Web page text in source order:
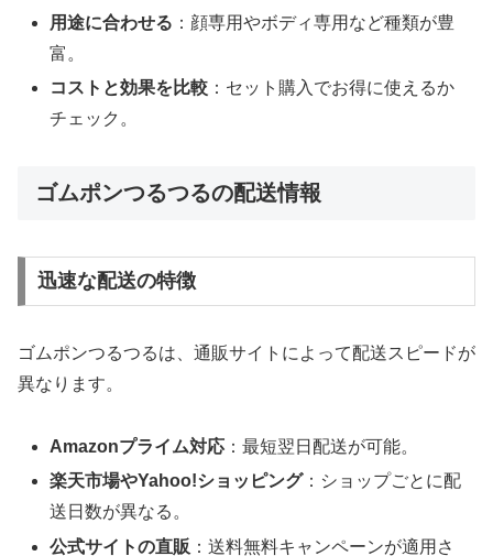
用途に合わせる ：顔専用やボディ専用など種類が豊
富。
コストと効果を比較 ：セット購入でお得に使えるか
チェック。
ゴムポンつるつるの配送情報
迅速な配送の特徴
ゴムポンつるつるは、通販サイトによって配送スピードが
異なります。
Amazonプライム対応 ：最短翌日配送が可能。
楽天市場やYahoo!ショッピング：ショップごとに配
送日数が異なる。
公式サイトの直販 ：送料無料キャンペーンが適用さ